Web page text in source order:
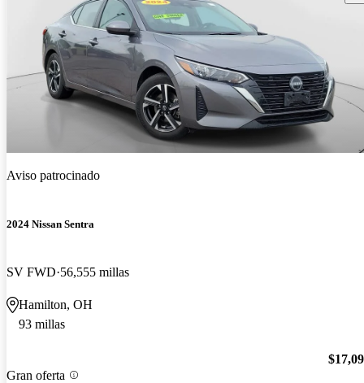
Aviso patrocinado
2024 Nissan Sentra
SV FWD 56,555 millas
Hamilton, OH
93 millas
Gran oferta